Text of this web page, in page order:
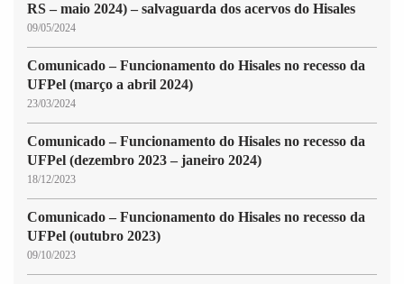
RS – maio 2024) – salvaguarda dos acervos do Hisales
09/05/2024
Comunicado – Funcionamento do Hisales no recesso da
UFPel (março a abril 2024)
23/03/2024
Comunicado – Funcionamento do Hisales no recesso da
UFPel (dezembro 2023 – janeiro 2024)
18/12/2023
Comunicado – Funcionamento do Hisales no recesso da
UFPel (outubro 2023)
09/10/2023